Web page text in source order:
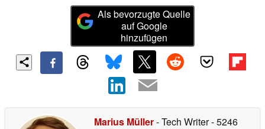
Als bevorzugte Quelle
auf Google
hinzufügen
Marius Müller- Tech Writer- 5246